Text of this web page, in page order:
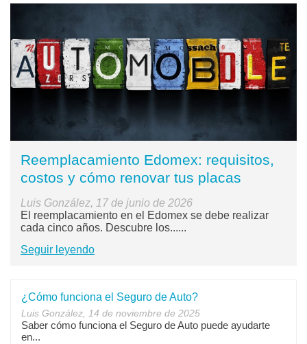
Reemplacamiento Edomex: requisitos,
costos y cómo renovar tus placas
Luis González, 17 de junio de 2026
El reemplacamiento en el Edomex se debe realizar
cada cinco años. Descubre los......
Seguir leyendo
¿Cómo funciona el Seguro de Auto?
Luis González, 14 de noviembre de 2025
Saber cómo funciona el Seguro de Auto puede ayudarte
en...